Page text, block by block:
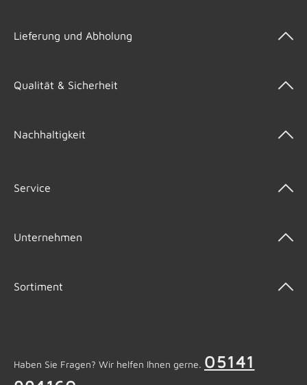
Lieferung und Abholung
Qualität & Sicherheit
Nachhaltigkeit
Service
Unternehmen
Sortiment
Haben Sie Fragen? Wir helfen Ihnen gerne. 05141